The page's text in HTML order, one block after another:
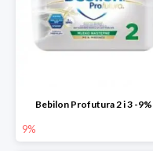
Bebilon Profutura 2 i 3 -9%
9%